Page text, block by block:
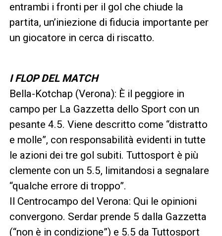
entrambi i fronti per il gol che chiude la
partita, un’iniezione di fiducia importante per
un giocatore in cerca di riscatto.
I FLOP DEL MATCH
Bella-Kotchap (Verona): È il peggiore in
campo per La Gazzetta dello Sport con un
pesante 4.5. Viene descritto come “distratto
e molle”, con responsabilità evidenti in tutte
le azioni dei tre gol subiti. Tuttosport è più
clemente con un 5.5, limitandosi a segnalare
“qualche errore di troppo”.
Il Centrocampo del Verona: Qui le opinioni
convergono. Serdar prende 5 dalla Gazzetta
(“non è in condizione”) e 5.5 da Tuttosport